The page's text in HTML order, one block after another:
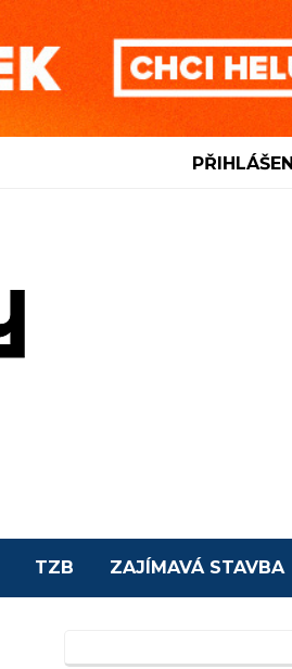
PŘIHLÁŠENÍ
TZB ZAJÍMAVÁ STAVBA